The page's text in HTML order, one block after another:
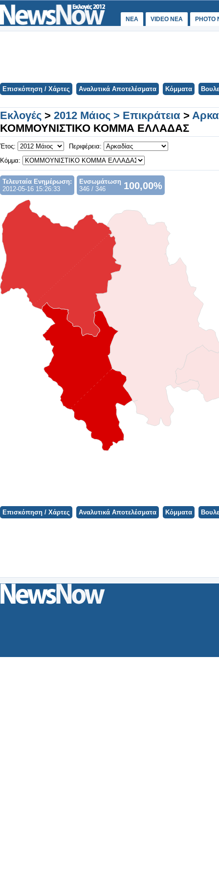
ΝΕΑ VIDEO NEA PHOTO
Επισκόπηση / Χάρτες Αναλυτικά Αποτελέσματα Κόμματα
Εκλογές > 2012 Μάιος > Επικράτεια >
ΚΟΜΜΟΥΝΙΣΤΙΚΟ ΚΟΜΜΑ ΕΛΛΑΔΑΣ
Έτος:
Περιφέρεια:
Κόμμα:
Τελευταία Ενημέρωση:
2012-05-16 15:26:33
Ενσωμάτωση
346 / 346
100,00%
Φορτώνει ο Χάρτης...
Επισκόπηση / Χάρτες Αναλυτικά Αποτελέσματα Κόμματα